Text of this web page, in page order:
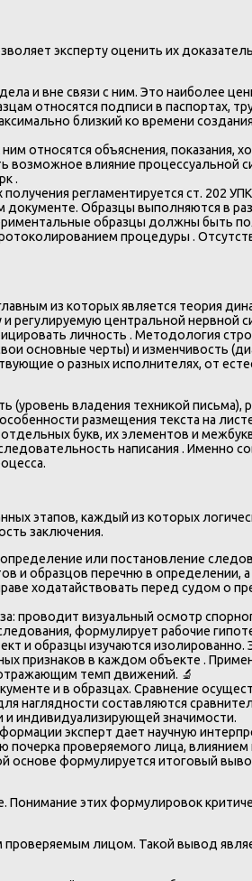
эксперту оценить их
и вне связи с ним. Это наиболее
относятся подписи в паспортах,
близкий ко времени
относятся объяснения, показания,
возможное влияние процессуальной
.
регламентируется ст. 202
документе. Образцы выполняются в
образцы должны быть
процедуры .
из которых является теория
регулируемую центральной нервной
личность . Методология
основные черты) и изменчивость
о разных исполнителях, от
(уровень владения техникой письма),
размещения текста на
букв, их элементов и
написания . Именно
этапов, каждый из которых
заключения.
или постановление
и образцов перечню в определении,
ходатайствовать перед судом о
проводит визуальный осмотр
формулирует рабочие
и образцы изучаются
признаков в каждом объекте .
темп движений. 🔬
и в образцах. Сравнение
наглядности составляются
и индивидуализирующей значимости.
эксперт дает научную
проверяемого лица, влиянием
основе формулируется итоговый
Понимание этих формулировок
проверяемым лицом. Такой вывод